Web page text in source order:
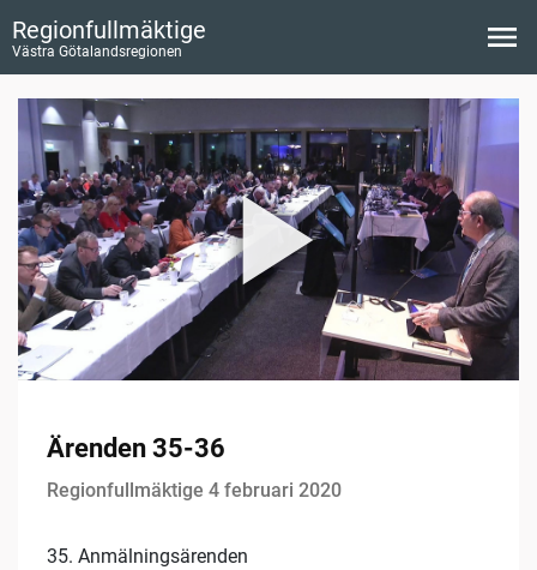
Regionfullmäktige
Västra Götalandsregionen
Ärenden 35-36
Regionfullmäktige 4 februari 2020
35. Anmälningsärenden